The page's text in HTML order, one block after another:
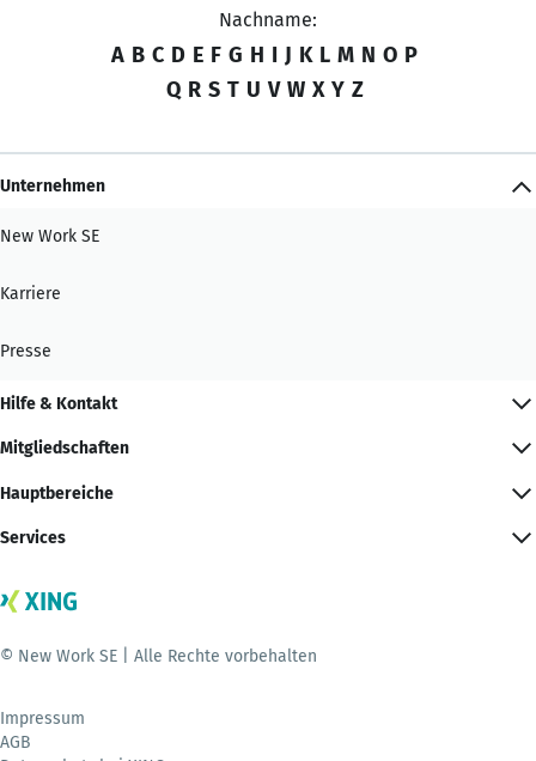
Nachname:
A B C D E F G H I J K L M N O P
Q R S T U V W X Y Z
Unternehmen
New Work SE
Karriere
Presse
Hilfe & Kontakt
Mitgliedschaften
Hauptbereiche
Services
© New Work SE | Alle Rechte vorbehalten
Impressum
AGB